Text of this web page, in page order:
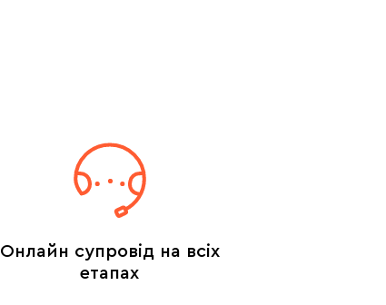
Онлайн супровід на всіх
етапах